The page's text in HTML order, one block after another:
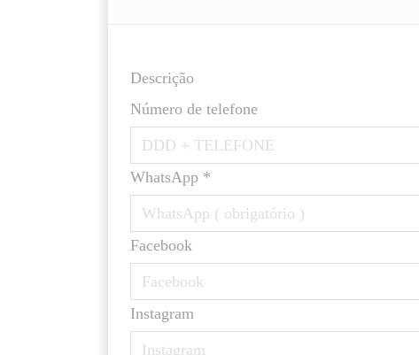
Descrição
Número de telefone
WhatsApp *
Facebook
Instagram